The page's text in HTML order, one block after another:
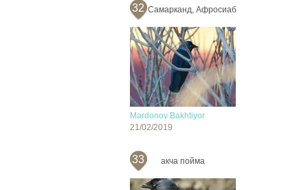
32 Самарканд, Афросиаб
Mardonov Bakhtiyor
21/02/2019
33 акча пойма